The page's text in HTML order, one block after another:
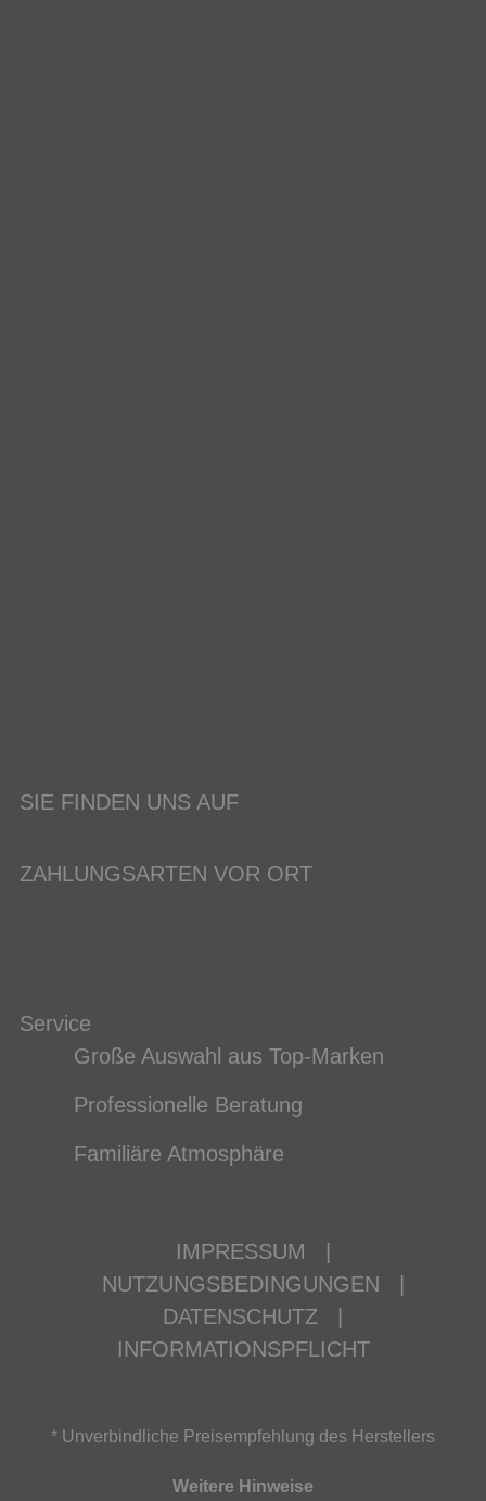
SIE FINDEN UNS AUF
ZAHLUNGSARTEN VOR ORT
Service
Große Auswahl aus Top-Marken
Professionelle Beratung
Familiäre Atmosphäre
IMPRESSUM
NUTZUNGSBEDINGUNGEN
DATENSCHUTZ
INFORMATIONSPFLICHT
* Unverbindliche Preisempfehlung des Herstellers
Weitere Hinweise